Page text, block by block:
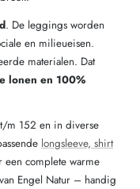
. De leggings worden
en milieueisen.
materialen. Dat
lonen en 100%
m 152 en in diverse
longsleeve, shirt
een complete warme
Engel Natur – handig